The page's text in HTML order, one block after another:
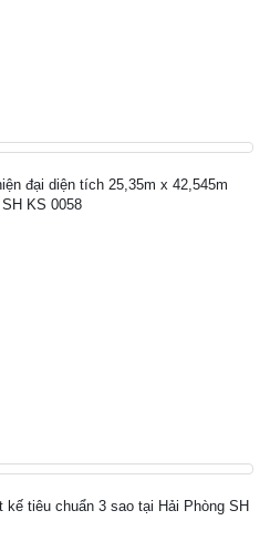
đại diện tích 25,35m x 42,545m
KS 0058
kế tiêu chuẩn 3 sao tại Hải Phòng SH